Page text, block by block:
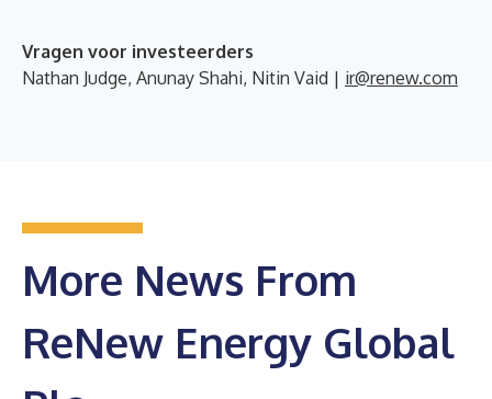
Vragen voor investeerders
Nathan Judge, Anunay Shahi, Nitin Vaid | ir@renew.com
More News From
ReNew Energy Global